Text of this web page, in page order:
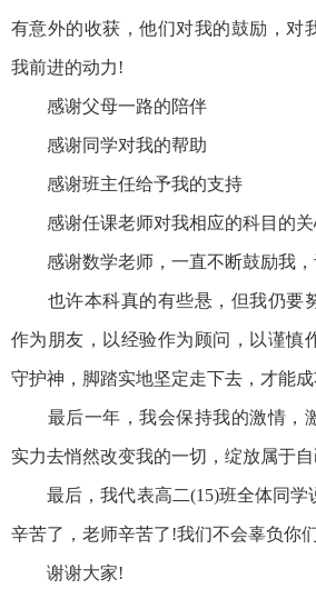
有意外的收获，他们对我的鼓励，对
我前进的动力!
感谢父母一路的陪伴
感谢同学对我的帮助
感谢班主任给予我的支持
感谢任课老师对我相应的科目的关
感谢数学老师，一直不断鼓励我，
也许本科真的有些悬，但我仍要
作为朋友，以经验作为顾问，以谨慎
守护神，脚踏实地坚定走下去，才能
最后一年，我会保持我的激情，
实力去悄然改变我的一切，绽放属于
最后，我代表高二(15)班全体同学
辛苦了，老师辛苦了!我们不会辜负你
谢谢大家!